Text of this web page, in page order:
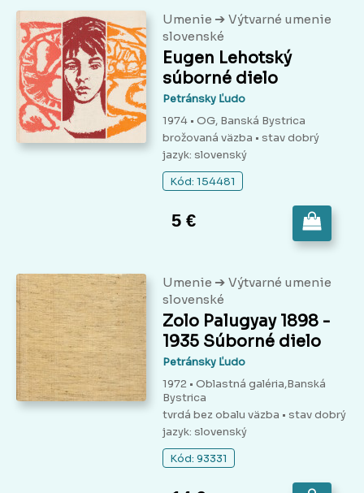
Umenie ➔ Výtvarné umenie
slovenské
Eugen Lehotský
súborné dielo
Petránsky Ľudo
1974 • OG, Banská Bystrica
brožovaná väzba • stav dobrý
jazyk: slovenský
Kód: 154481
5 €
Umenie ➔ Výtvarné umenie
slovenské
Zolo Palugyay 1898 -
1935 Súborné dielo
Petránsky Ľudo
1972 • Oblastná galéria,Banská
Bystrica
tvrdá bez obalu väzba • stav dobrý
jazyk: slovenský
Kód: 93331